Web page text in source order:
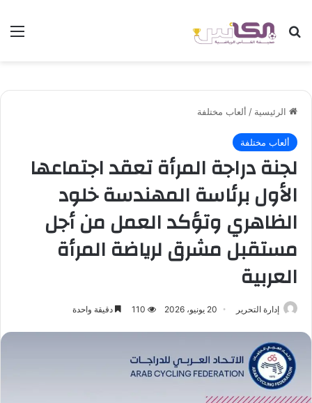
بحث عن
الرئيسية / ألعاب مختلفة
ألعاب مختلفة
لجنة دراجة المرأة تعقد اجتماعها
الأول برئاسة المهندسة خلود
الظاهري وتؤكد العمل من أجل
مستقبل مشرق لرياضة المرأة
العربية
إدارة التحرير 20 يونيو، 2026 110 دقيقة واحدة